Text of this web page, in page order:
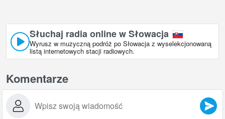
Słuchaj radia online w Słowacja
Wyrusz w muzyczną podróż po Słowacja z wyselekcjonowaną
listą internetowych stacji radiowych.
Komentarze